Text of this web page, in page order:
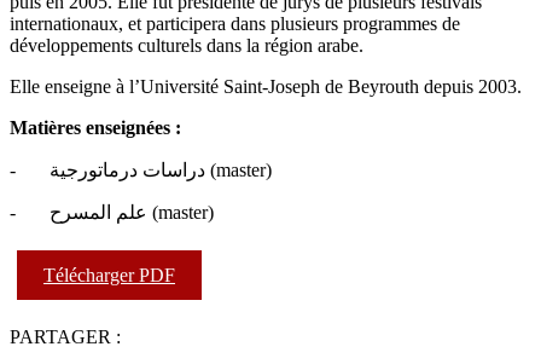
internationaux, et participera dans plusieurs programmes de
développements culturels dans la région arabe.
Elle enseigne à l’Université Saint-Joseph de Beyrouth depuis 2003.
Matières enseignées :
- دراسات درماتورجية (master)
- علم المسرح (master)
Télécharger PDF
PARTAGER :